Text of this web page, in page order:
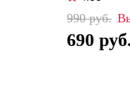
990
690